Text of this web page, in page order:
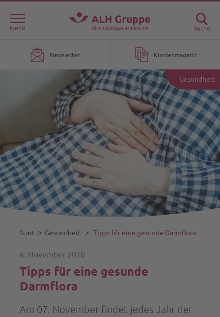
Menü Suche
Newsletter Kundenmagazin
Gesundheit
Start ˃ Gesundheit ˃ Tipps für eine gesunde Darmflora
6. November 2020
Tipps für eine gesunde
Darmflora
Am 07. November findet jedes Jahr der